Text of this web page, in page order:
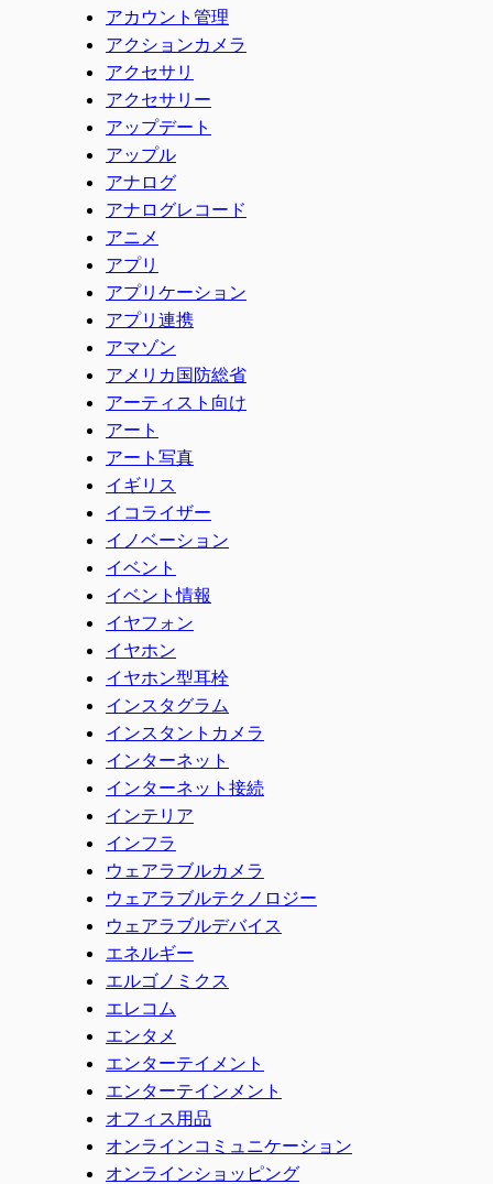
アカウント管理
アクションカメラ
アクセサリ
アクセサリー
アップデート
アップル
アナログ
アナログレコード
アニメ
アプリ
アプリケーション
アプリ連携
アマゾン
アメリカ国防総省
アーティスト向け
アート
アート写真
イギリス
イコライザー
イノベーション
イベント
イベント情報
イヤフォン
イヤホン
イヤホン型耳栓
インスタグラム
インスタントカメラ
インターネット
インターネット接続
インテリア
インフラ
ウェアラブルカメラ
ウェアラブルテクノロジー
ウェアラブルデバイス
エネルギー
エルゴノミクス
エレコム
エンタメ
エンターテイメント
エンターテインメント
オフィス用品
オンラインコミュニケーション
オンラインショッピング